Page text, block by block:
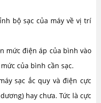
bộ sạc của máy về vị trí
mức điện áp của bình vào
của bình cần sạc.
sạc ắc quy và điện cực
hay chưa. Tức là cực